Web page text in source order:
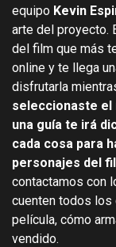
equipo Kevin
arte del proyecto.
del film que más
online y te llega
disfrutarla
seleccionaste el
una guía te irá
cada cosa para
personajes del
contactamos con
cuenten todos
película, cómo
vendido.